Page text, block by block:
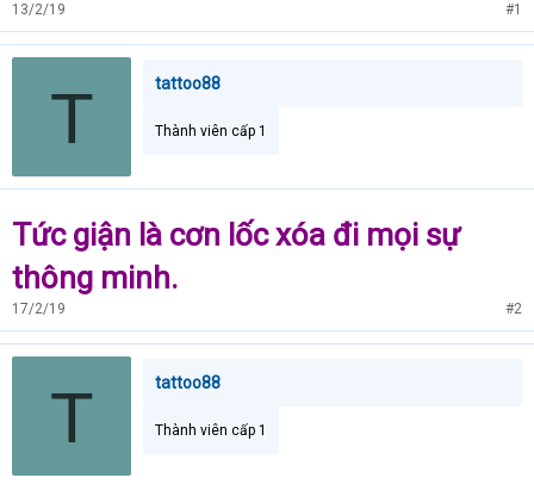
13/2/19 #1
T tattoo88
Thành viên cấp 1
Tức giận là cơn lốc xóa đi mọi sự
thông minh.
17/2/19 #2
T tattoo88
Thành viên cấp 1